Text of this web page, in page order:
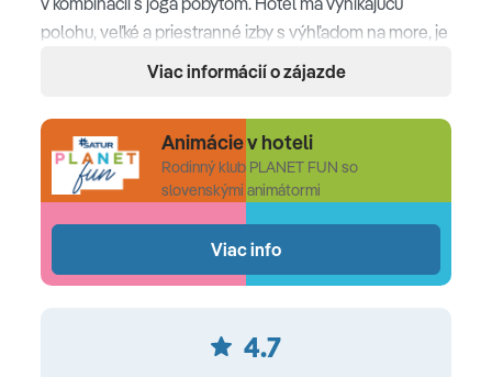
polohu, veľké a priestranné izby s výhľadom na more, je
veľmi obľúbený a hostia sa do neho radi vracajú.
Poloha
Thassos Grand Resort sa nachádza priamo na pláži s
výhľadom na záliv Agios Ioannis Lukas Beach • dedinka
hlavného mesta ostrova Thassos (Limenas)
privátna piesočnatá pláž s jemnymi kamienkami priamo
Viac informácií o zájazde
Animácie v hoteli
Rodinný klub PLANET FUN so
slovenskými animátormi
Viac info
4.7